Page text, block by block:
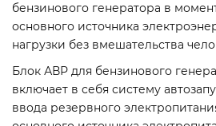
бензинового генератора в
основного источника
нагрузки без вмешательства
Блок АВР для бензинового
включает в себя систему
ввода резервного